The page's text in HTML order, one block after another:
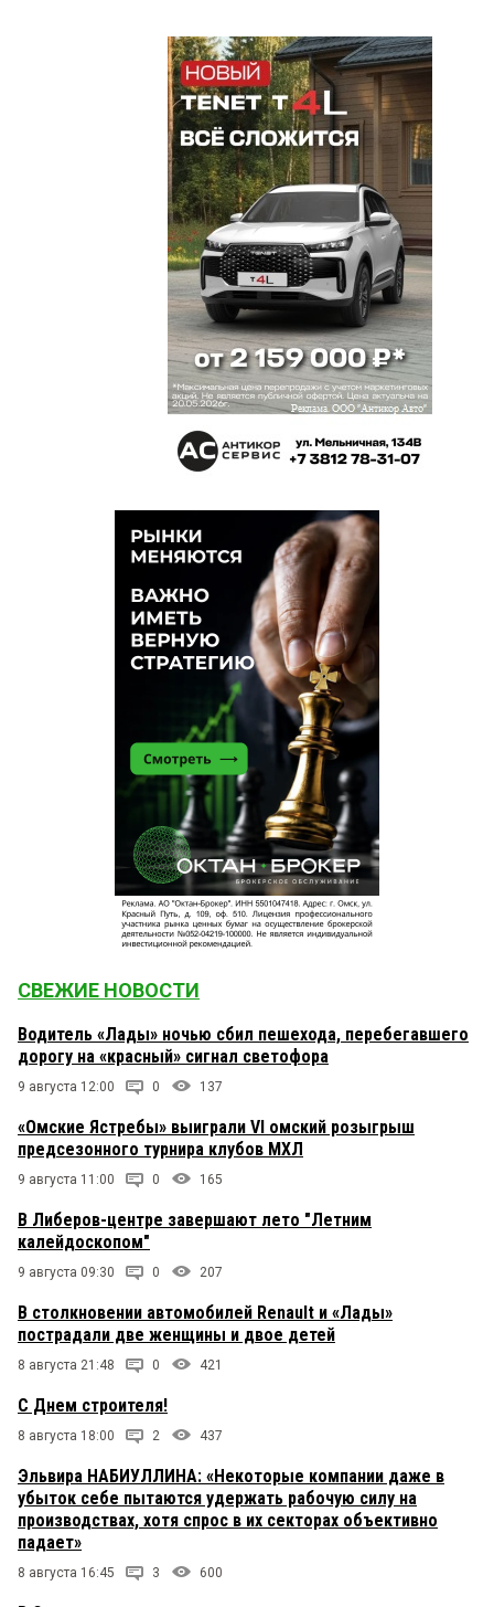
СВЕЖИЕ НОВОСТИ
Водитель «Лады» ночью сбил пешехода, перебегавшего
дорогу на «красный» сигнал светофора
9 августа 12:00 0 137
«Омские Ястребы» выиграли VI омский розыгрыш
предсезонного турнира клубов МХЛ
9 августа 11:00 0 165
В Либеров-центре завершают лето "Летним
калейдоскопом"
9 августа 09:30 0 207
В столкновении автомобилей Renault и «Лады»
пострадали две женщины и двое детей
8 августа 21:48 0 421
С Днем строителя!
8 августа 18:00 2 437
Эльвира НАБИУЛЛИНА: «Некоторые компании даже в
убыток себе пытаются удержать рабочую силу на
производствах, хотя спрос в их секторах объективно
падает»
8 августа 16:45 3 600